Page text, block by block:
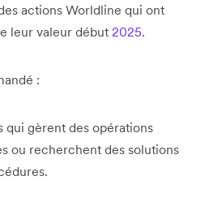
actions Worldline qui ont
leur valeur début 2025.
:
qui gèrent des opérations
ou recherchent des solutions